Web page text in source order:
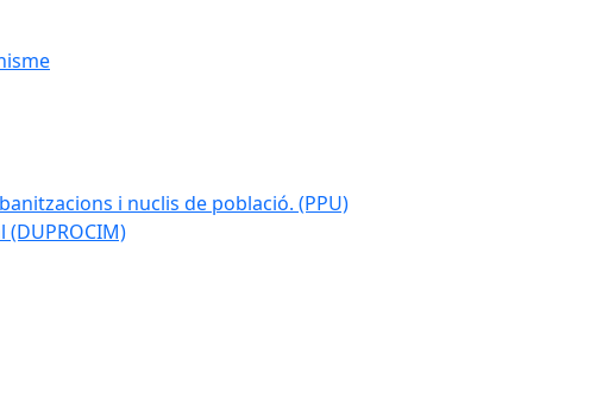
i nuclis de població. (PPU)